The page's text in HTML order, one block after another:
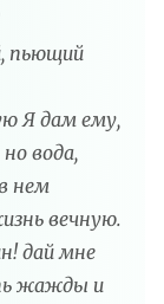
пьющий
Я дам ему,
вода,
нем
вечную.
дай мне
жажды и